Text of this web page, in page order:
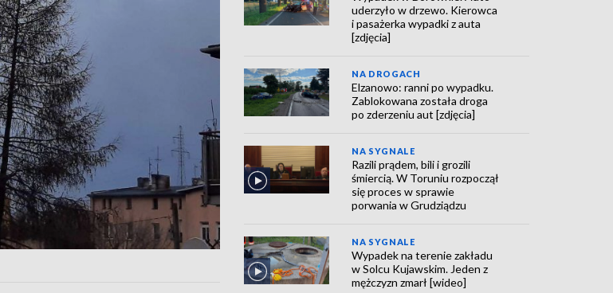
uderzyło w drzewo. Kierowca
i pasażerka wypadki z auta
[zdjęcia]
NA DROGACH
Elzanowo: ranni po wypadku.
Zablokowana została droga
po zderzeniu aut [zdjęcia]
NA SYGNALE
Razili prądem, bili i grozili
śmiercią. W Toruniu rozpoczął
się proces w sprawie
porwania w Grudziądzu
NA SYGNALE
Wypadek na terenie zakładu
w Solcu Kujawskim. Jeden z
mężczyzn zmarł [wideo]